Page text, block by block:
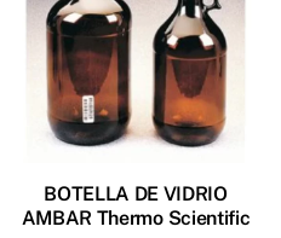
BOTELLA DE VIDRIO
AMBAR Thermo Scientific